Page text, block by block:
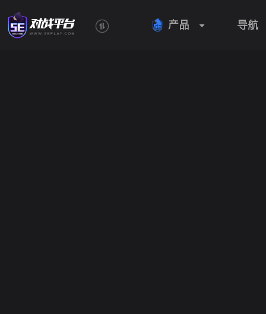
 产品 导航